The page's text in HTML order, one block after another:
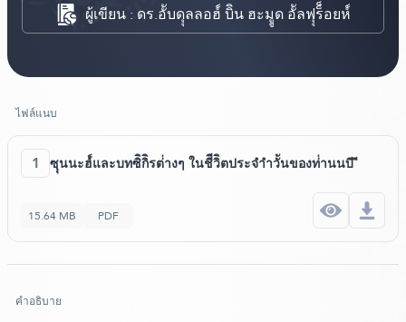
ผู้เขียน : ดร.อัับดุุลลอฮ์์ บิิน ฮะมููด อััลฟุุร็็อยห์์
ไฟล์แนบ
1 ซุุนนะฮ์์และบทซิิกิิรต่่างๆ ในชีีวิิตประจำำวัันของท่่านนบี ี
15.64 MB PDF
คำอธิบาย